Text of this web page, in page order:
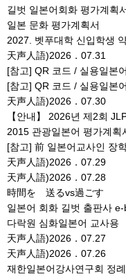
길벗 일본어회화 평가계획
일본 문화 평가계획서
2027. 벳푸대학 신입학생
天声人語)2026．07.31
天声人語)2026．07.30
【안내】 2026년 제2회
2015 관광일본어 평가계획
天声人語)2026．07.29
天声人語)2026．07.28
時間を 送るvs過ごす
일본어 회화 길벗 출판사
다락원 심화일본어 교사용
天声人語)2026．07.27
天声人語)2026．07.26
재한일본어강사연구회 정